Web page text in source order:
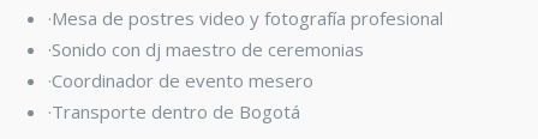
·Mesa de postres video y fotografía profesional
·Sonido con dj maestro de ceremonias
·Coordinador de evento mesero
·Transporte dentro de Bogotá